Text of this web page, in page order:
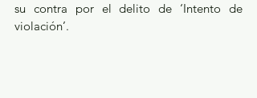
su contra por el delito de ‘Intento de
violación’.